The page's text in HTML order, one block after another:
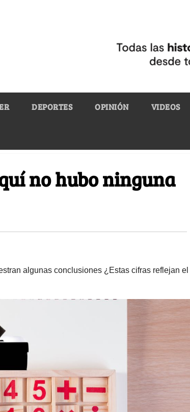
DEPORTES OPINIÓN VIDEOS
no hubo ninguna
algunas conclusiones ¿Estas cifras reflejan el